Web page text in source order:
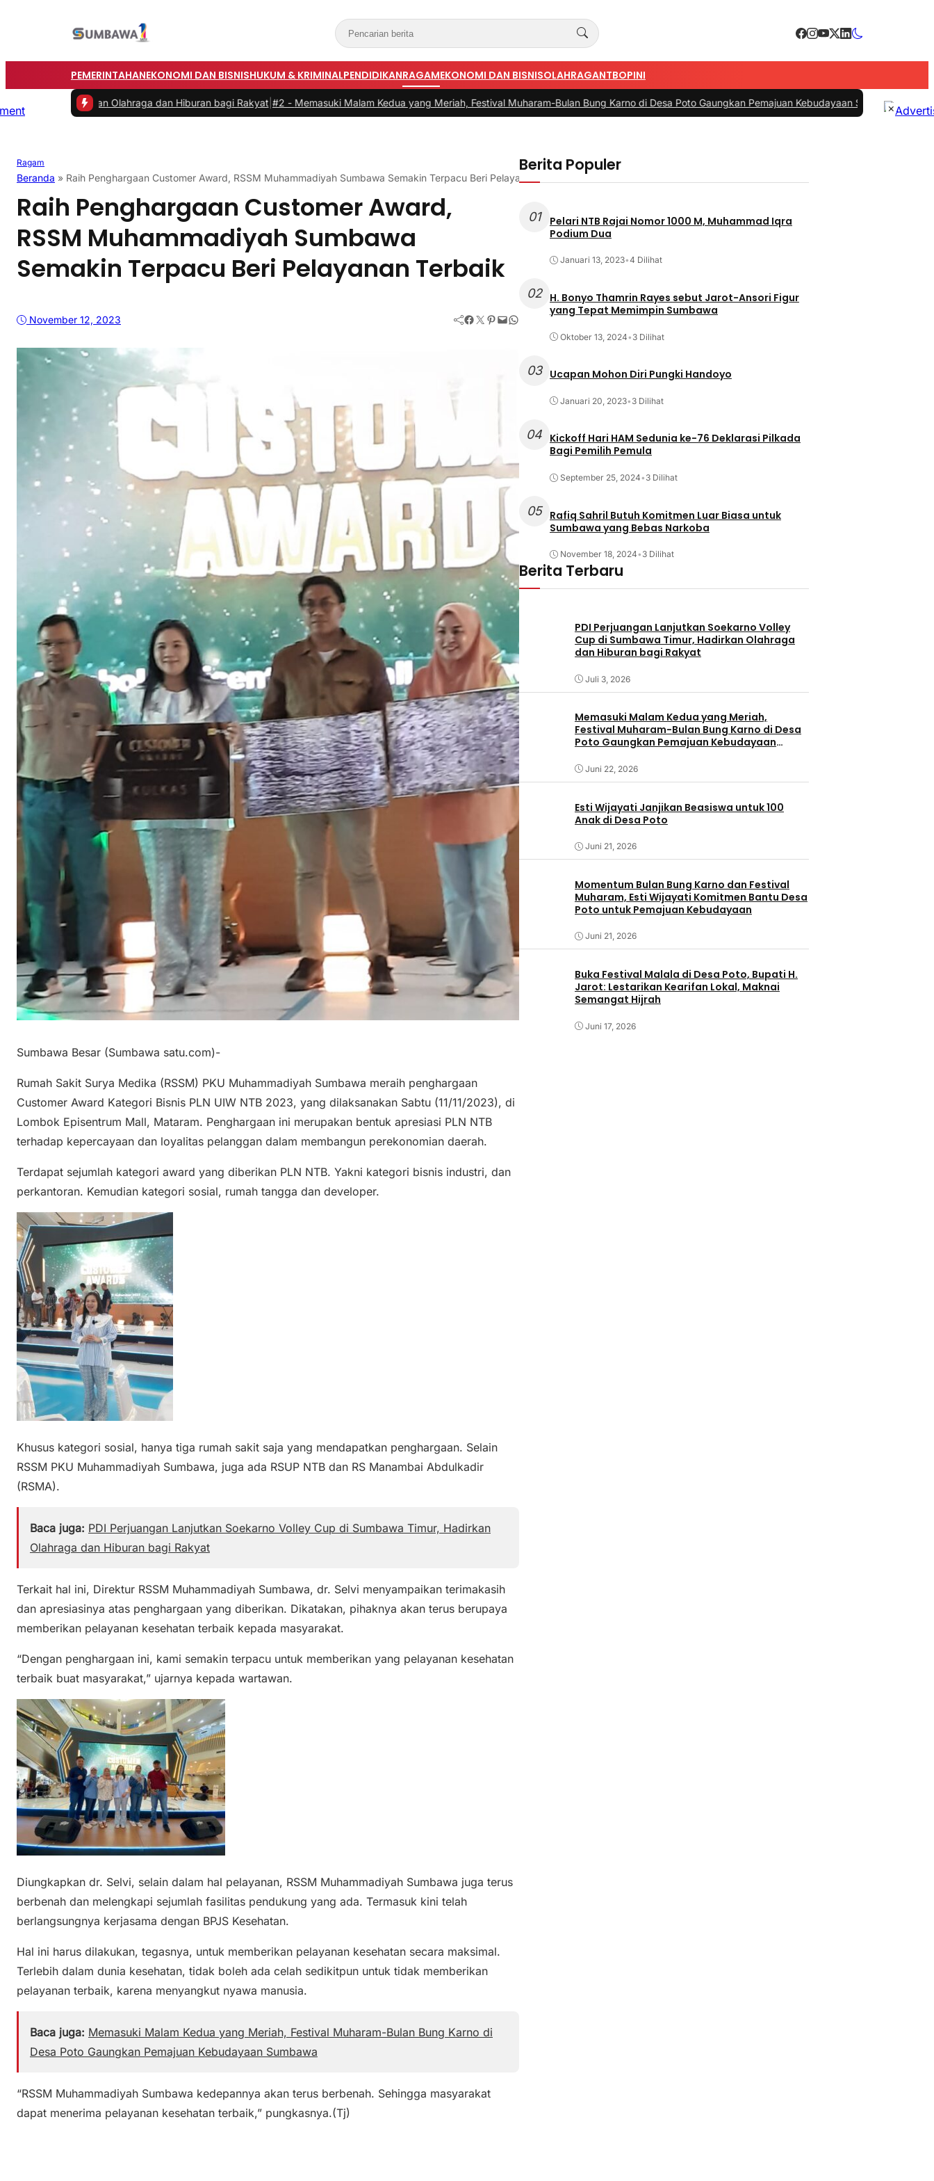
PEMERINTAHANEKONOMI DAN BISNISHUKUM & KRIMINALPENDIDIKANRAGAMEKONOMI DAN BISNISOLAHRAGANTBOPINI
Olahraga dan Hiburan bagi Rakyat|#2 -Memasuki Malam Kedua yang Meriah, Festival Muharam-Bulan Bung Karno di Desa Poto Gaungkan Pemajuan Kebudayaan Sumbawa|#3 -Esti Wijayati
Ragam
Beranda » Raih Penghargaan Customer Award, RSSM Muhammadiyah Sumbawa Semakin Terpacu Beri Pelayanan Terbaik
Raih Penghargaan Customer Award,
RSSM Muhammadiyah Sumbawa
Semakin Terpacu Beri Pelayanan Terbaik
November 12, 2023 Facebook Twitter Pinterest Mail WhatsApp
Sumbawa Besar (Sumbawa satu.com)-
Rumah Sakit Surya Medika (RSSM) PKU Muhammadiyah Sumbawa meraih penghargaan
Customer Award Kategori Bisnis PLN UIW NTB 2023, yang dilaksanakan Sabtu (11/11/2023), di
Lombok Episentrum Mall, Mataram. Penghargaan ini merupakan bentuk apresiasi PLN NTB
terhadap kepercayaan dan loyalitas pelanggan dalam membangun perekonomian daerah.
Terdapat sejumlah kategori award yang diberikan PLN NTB. Yakni kategori bisnis industri, dan
perkantoran. Kemudian kategori sosial, rumah tangga dan developer.
Khusus kategori sosial, hanya tiga rumah sakit saja yang mendapatkan penghargaan. Selain
RSSM PKU Muhammadiyah Sumbawa, juga ada RSUP NTB dan RS Manambai Abdulkadir
(RSMA).
Baca juga: PDI Perjuangan Lanjutkan Soekarno Volley Cup di Sumbawa Timur, Hadirkan
Olahraga dan Hiburan bagi Rakyat
Terkait hal ini, Direktur RSSM Muhammadiyah Sumbawa, dr. Selvi menyampaikan terimakasih
dan apresiasinya atas penghargaan yang diberikan. Dikatakan, pihaknya akan terus berupaya
memberikan pelayanan kesehatan terbaik kepada masyarakat.
“Dengan penghargaan ini, kami semakin terpacu untuk memberikan yang pelayanan kesehatan
terbaik buat masyarakat,” ujarnya kepada wartawan.
Diungkapkan dr. Selvi, selain dalam hal pelayanan, RSSM Muhammadiyah Sumbawa juga terus
berbenah dan melengkapi sejumlah fasilitas pendukung yang ada. Termasuk kini telah
berlangsungnya kerjasama dengan BPJS Kesehatan.
Hal ini harus dilakukan, tegasnya, untuk memberikan pelayanan kesehatan secara maksimal.
Terlebih dalam dunia kesehatan, tidak boleh ada celah sedikitpun untuk tidak memberikan
pelayanan terbaik, karena menyangkut nyawa manusia.
Baca juga: Memasuki Malam Kedua yang Meriah, Festival Muharam-Bulan Bung Karno di
Desa Poto Gaungkan Pemajuan Kebudayaan Sumbawa
“RSSM Muhammadiyah Sumbawa kedepannya akan terus berbenah. Sehingga masyarakat
dapat menerima pelayanan kesehatan terbaik,” pungkasnya.(Tj)
Berita Populer
01
Pelari NTB Rajai Nomor 1000 M, Muhammad Iqra
Podium Dua
Januari 13, 2023•4 Dilihat
02
H. Bonyo Thamrin Rayes sebut Jarot-Ansori Figur
yang Tepat Memimpin Sumbawa
Oktober 13, 2024• 3 Dilihat
03 Ucapan Mohon Diri Pungki Handoyo
Januari 20, 2023• 3 Dilihat
04 Kickoff Hari HAM Sedunia ke-76 Deklarasi Pilkada
Bagi Pemilih Pemula
September 25, 2024• 3 Dilihat
05
Rafiq Sahril Butuh Komitmen Luar Biasa untuk
Sumbawa yang Bebas Narkoba
November 18, 2024• 3 Dilihat
Berita Terbaru
PDI Perjuangan Lanjutkan Soekarno Volley
Cup di Sumbawa Timur, Hadirkan Olahraga
dan Hiburan bagi Rakyat
Juli 3, 2026
Memasuki Malam Kedua yang Meriah,
Festival Muharam-Bulan Bung Karno di Desa
Poto Gaungkan Pemajuan Kebudayaan
Juni 22, 2026
Esti Wijayati Janjikan Beasiswa untuk 100
Anak di Desa Poto
Juni 21, 2026
Momentum Bulan Bung Karno dan Festival
Muharam, Esti Wijayati Komitmen Bantu Desa
Poto untuk Pemajuan Kebudayaan
Juni 21, 2026
Buka Festival Malala di Desa Poto, Bupati H.
Jarot: Lestarikan Kearifan Lokal, Maknai
Semangat Hijrah
Juni 17, 2026
×